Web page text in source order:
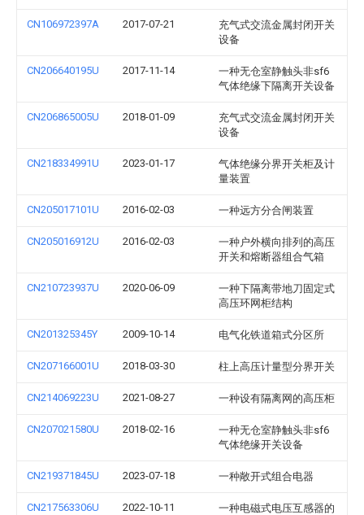
CN106972397A 2017-07-21
充气式交流金属封闭开关
设备
CN206640195U 2017-11-14
一种无仓室静触头非sf6
气体绝缘下隔离开关设备
CN206865005U 2018-01-09
充气式交流金属封闭开关
设备
CN218334991U 2023-01-17
气体绝缘分界开关柜及计
量装置
CN205017101U 2016-02-03 一种远方分合闸装置
CN205016912U 2016-02-03
一种户外横向排列的高压
开关和熔断器组合气箱
CN210723937U 2020-06-09
一种下隔离带地刀固定式
高压环网柜结构
CN201325345Y 2009-10-14 电气化铁道箱式分区所
CN207166001U 2018-03-30 柱上高压计量型分界开关
CN214069223U 2021-08-27 一种设有隔离网的高压柜
CN207021580U 2018-02-16
一种无仓室静触头非sf6
气体绝缘开关设备
CN219371845U 2023-07-18 一种敞开式组合电器
CN217563306U 2022-10-11
一种电磁式电压互感器的